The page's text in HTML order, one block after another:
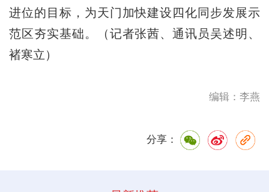
进位的目标，为天门加快建设四化同步发展示
范区夯实基础。（记者张茜、通讯员吴述明、
褚寒立）
编辑：李燕
分享：